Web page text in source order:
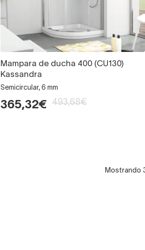
Mampara de ducha 400 (CU130)
Kassandra
Semicircular, 6 mm
365,32€ 493,68€
Mostrando